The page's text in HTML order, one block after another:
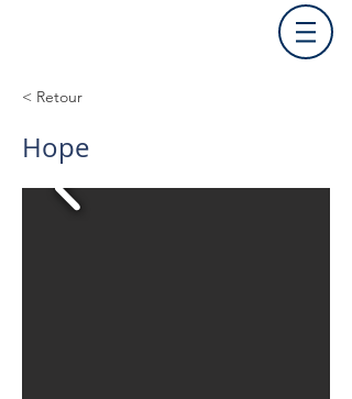
< Retour
Hope